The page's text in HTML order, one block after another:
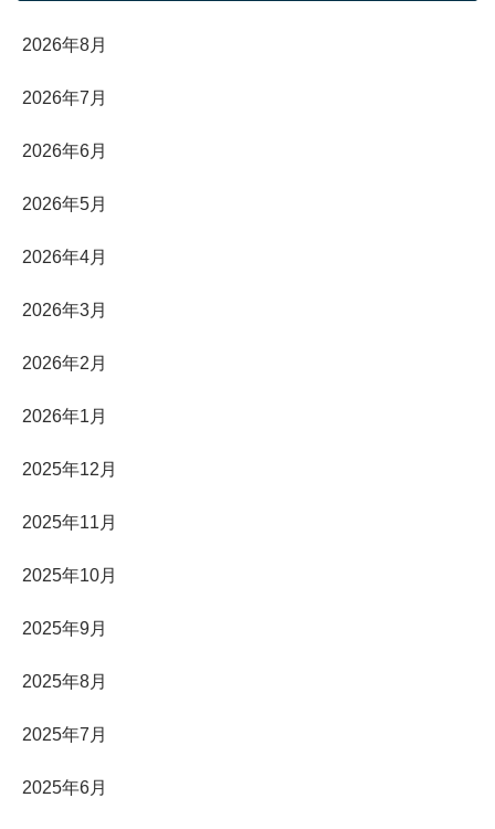
2026年8月
2026年7月
2026年6月
2026年5月
2026年4月
2026年3月
2026年2月
2026年1月
2025年12月
2025年11月
2025年10月
2025年9月
2025年8月
2025年7月
2025年6月